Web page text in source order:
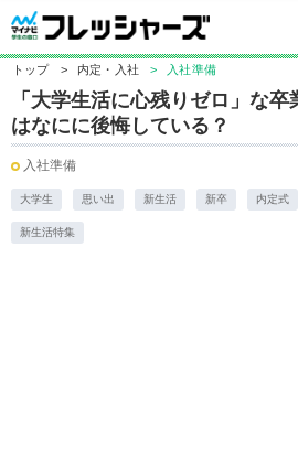
トップ > 内定・入社 > 入社準備
「大学生活に心残りゼロ」な
はなにに後悔している？
入社準備
大学生 思い出 新生活 新卒 内定式
新生活特集